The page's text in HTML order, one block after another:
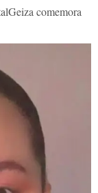
comemora